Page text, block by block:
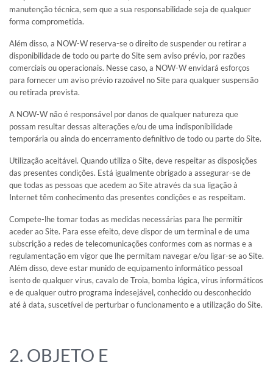
SUA CONTA GRAVITAO
Graças à sua conta GRAVITAO
Se você é adquirente, pode ter acesso às nossas novidades
em primeira mão, você controla a sua pesquisa 7/7 e 24/24!
Se você é proprietário, pode acessar a sua avaliação de
valor e consultar quantos adquirentes correspondem ao
seu estabelecimento!
Uma conta cliente GRAVITAO, é um serviço 100% gratuito!
INFORMAÇÕES
Encontre artigos sobre hotelaria e hotelaria ao ar livre, participe
de webinars... GRAVITAO mantém você informado sobre as
atualidades do mercado.
ARTIGOS PRÁTICOS &
COMPARTILHAMENTO DE
EXPERIÊNCIAS
Descubra artigos práticos escritos pelos nossos
consultores
AS OPINIÕES DOS CLIENTES
manutenção técnica, sem que a sua responsabilidade seja de qualquer
forma comprometida.
Além disso, a NOW-W reserva-se o direito de suspender ou retirar a
disponibilidade de todo ou parte do Site sem aviso prévio, por razões
comerciais ou operacionais. Nesse caso, a NOW-W envidará esforços
para fornecer um aviso prévio razoável no Site para qualquer suspensão
ou retirada prevista.
A NOW-W não é responsável por danos de qualquer natureza que
possam resultar dessas alterações e/ou de uma indisponibilidade
temporária ou ainda do encerramento definitivo de todo ou parte do Site.
Utilização aceitável. Quando utiliza o Site, deve respeitar as disposições
das presentes condições. Está igualmente obrigado a assegurar-se de
que todas as pessoas que acedem ao Site através da sua ligação à
Internet têm conhecimento das presentes condições e as respeitam.
Compete-lhe tomar todas as medidas necessárias para lhe permitir
aceder ao Site. Para esse efeito, deve dispor de um terminal e de uma
subscrição a redes de telecomunicações conformes com as normas e a
regulamentação em vigor que lhe permitam navegar e/ou ligar-se ao Site.
Além disso, deve estar munido de equipamento informático pessoal
isento de qualquer vírus, cavalo de Troia, bomba lógica, vírus informáticos
e de qualquer outro programa indesejável, conhecido ou desconhecido
até à data, suscetível de perturbar o funcionamento e a utilização do Site.
2. OBJETO E